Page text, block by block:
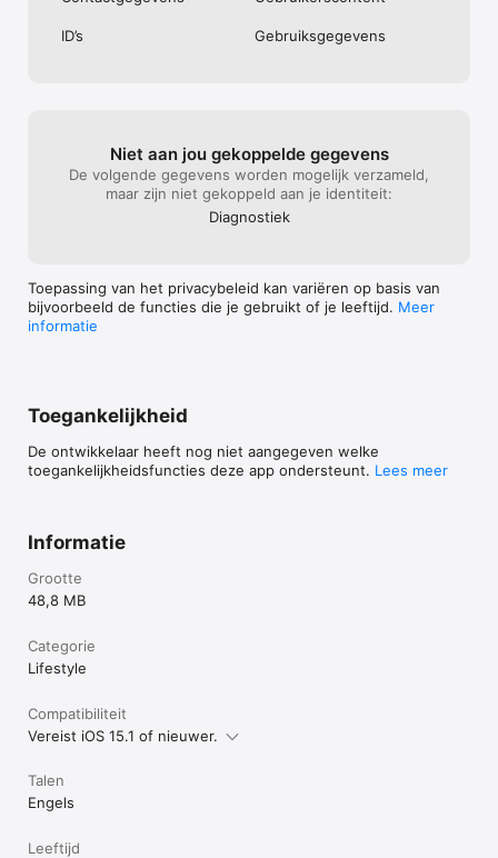
ID’s Gebruiks­gegevens
Niet aan jou gekoppelde gegevens
De volgende gegevens worden mogelijk verzameld,
maar zijn niet gekoppeld aan je identiteit:
Diagnostiek
Toepassing van het privacybeleid kan variëren op basis van
bijvoorbeeld de functies die je gebruikt of je leeftijd. Meer
informatie
Toegankelijkheid
De ontwikkelaar heeft nog niet aangegeven welke
toegankelijkheidsfuncties deze app ondersteunt. Lees meer
Informatie
Grootte
48,8 MB
Categorie
Lifestyle
Compatibiliteit
Vereist iOS 15.1 of nieuwer.
Talen
Engels
Leeftijd